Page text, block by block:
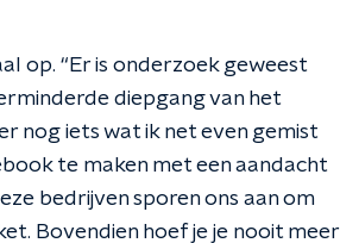
op. “Er is onderzoek geweest
diepgang van het
nog iets wat ik net even gemist
te maken met een aandacht
bedrijven sporen ons aan om
Bovendien hoef je je nooit meer